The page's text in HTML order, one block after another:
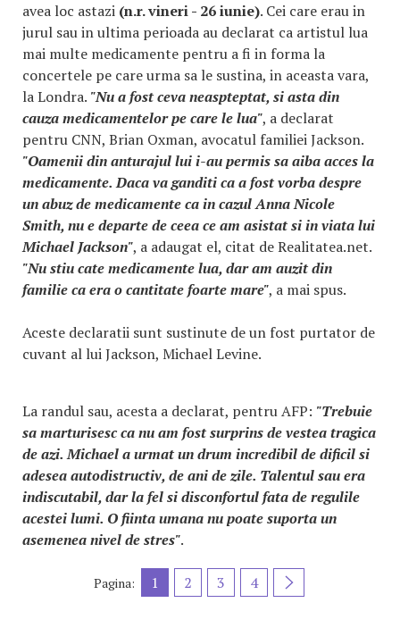
avea loc astazi (n.r. vineri - 26 iunie). Cei care erau in
jurul sau in ultima perioada au declarat ca artistul lua
mai multe medicamente pentru a fi in forma la
concertele pe care urma sa le sustina, in aceasta vara,
la Londra. "Nu a fost ceva neaspteptat, si asta din
cauza medicamentelor pe care le lua", a declarat
pentru CNN, Brian Oxman, avocatul familiei Jackson.
"Oamenii din anturajul lui i-au permis sa aiba acces la
medicamente. Daca va ganditi ca a fost vorba despre
un abuz de medicamente ca in cazul Anna Nicole
Smith, nu e departe de ceea ce am asistat si in viata lui
Michael Jackson", a adaugat el, citat de Realitatea.net.
"Nu stiu cate medicamente lua, dar am auzit din
familie ca era o cantitate foarte mare", a mai spus.
Aceste declaratii sunt sustinute de un fost purtator de
cuvant al lui Jackson, Michael Levine.
La randul sau, acesta a declarat, pentru AFP: "Trebuie
sa marturisesc ca nu am fost surprins de vestea tragica
de azi. Michael a urmat un drum incredibil de dificil si
adesea autodistructiv, de ani de zile. Talentul sau era
indiscutabil, dar la fel si disconfortul fata de regulile
acestei lumi. O fiinta umana nu poate suporta un
asemenea nivel de stres".
Pagina: 1 2 3 4